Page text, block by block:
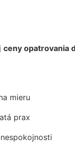
ceny opatrovania
mieru
prax